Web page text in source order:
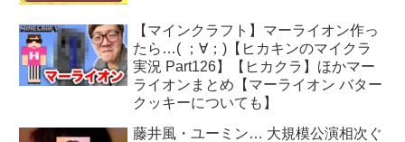
【マインクラフト】マーライオン作っ
たら…( ；∀；)【ヒカキンのマイクラ
実況 Part126】【ヒカクラ】ほかマー
ライオンまとめ【マーライオン バター
クッキーについても】
藤井風・ユーミン… 大規模公演相次ぐ